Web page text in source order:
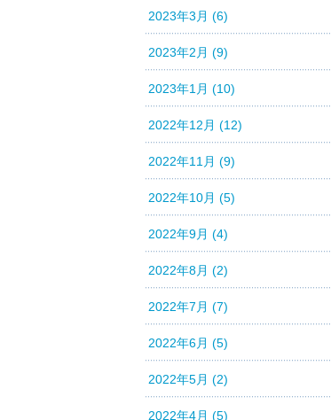
2023年3月 (6)
2023年2月 (9)
2023年1月 (10)
2022年12月 (12)
2022年11月 (9)
2022年10月 (5)
2022年9月 (4)
2022年8月 (2)
2022年7月 (7)
2022年6月 (5)
2022年5月 (2)
2022年4月 (5)